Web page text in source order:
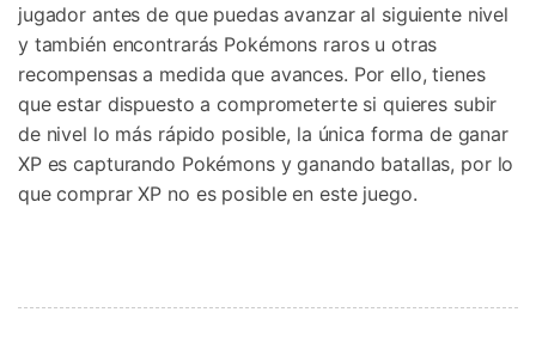
jugador antes de que puedas avanzar al siguiente nivel
y también encontrarás Pokémons raros u otras
recompensas a medida que avances. Por ello, tienes
que estar dispuesto a comprometerte si quieres subir
de nivel lo más rápido posible, la única forma de ganar
XP es capturando Pokémons y ganando batallas, por lo
que comprar XP no es posible en este juego.